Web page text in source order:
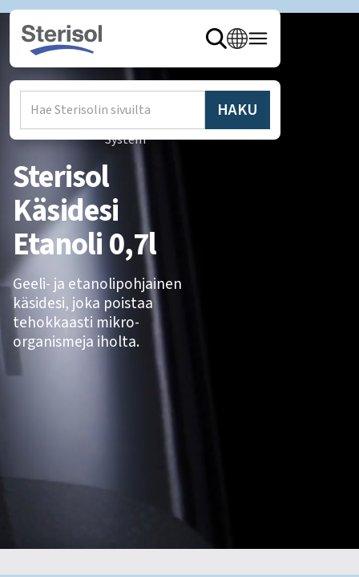
System
Sterisol
Käsidesi
Etanoli 0,7l
Geeli- ja etanolipohjainen
käsidesi, joka poistaa
tehokkaasti mikro-
organismeja iholta.